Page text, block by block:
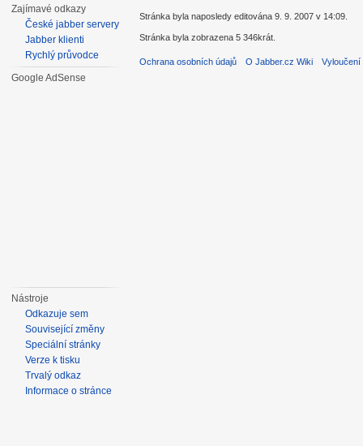
Zajímavé odkazy
České jabber servery
Jabber klienti
Rychlý průvodce
Google AdSense
Nástroje
Odkazuje sem
Související změny
Speciální stránky
Verze k tisku
Trvalý odkaz
Informace o stránce
Stránka byla naposledy editována 9. 9. 2007 v 14:09.
Stránka byla zobrazena 5 346krát.
Ochrana osobních údajů O Jabber.cz Wiki Vyloučení